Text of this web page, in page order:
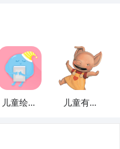
家长提供了一系列简
孩子们一起动手创
养。
通过生动有趣的英语动
接触英语，培养他们的
提供了多样化的益智
儿童绘本
儿童有声